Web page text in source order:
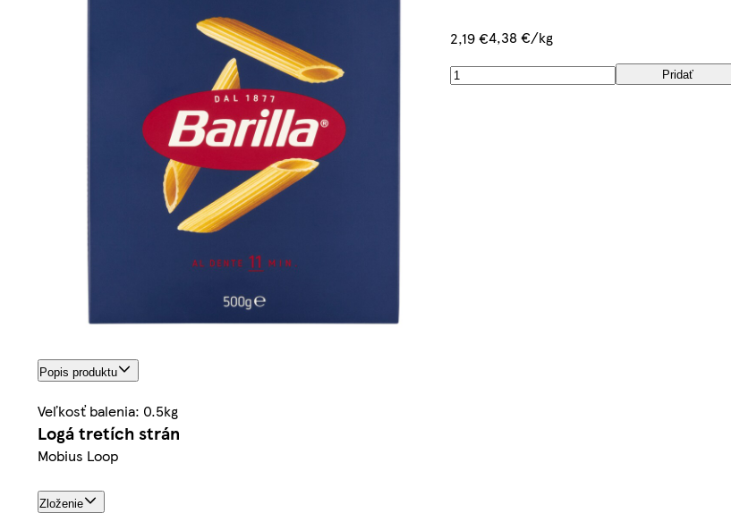
2,19 €4,38 €/kg
Pridať
Popis produktu
Veľkosť balenia: 0.5kg
Logá tretích strán
Mobius Loop
Zloženie